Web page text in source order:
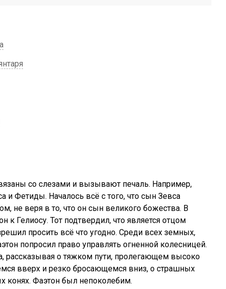
со слезами и вызывают печаль. Например,
и Фетиды. Началось всё с того, что сын Зевса
не веря в то, что он сын великого божества. В
к Гелиосу. Тот подтвердил, что является отцом
просить всё что угодно. Среди всех земных,
попросил право управлять огненной колесницей.
рассказывая о тяжком пути, пролегающем высоко
вверх и резко бросающемся вниз, о страшных
конях. Фаэтон был непоколебим.